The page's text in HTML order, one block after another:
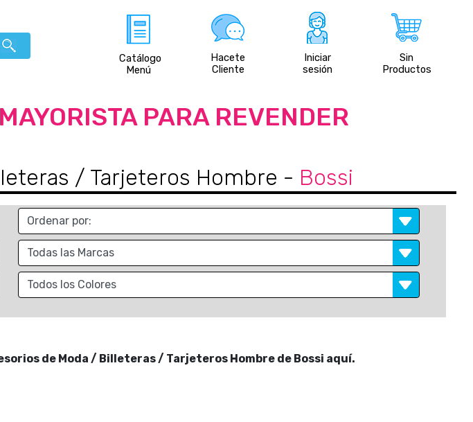
Catálogo
Menú
Hacete
Cliente
Iniciar
sesión
Sin
Productos
PARA REVENDER
/ Tarjeteros Hombre - Bossi
de Moda / Billeteras / Tarjeteros Hombre de Bossi aquí.